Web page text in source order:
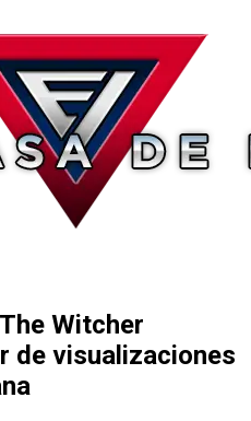
Witcher
de visualizaciones